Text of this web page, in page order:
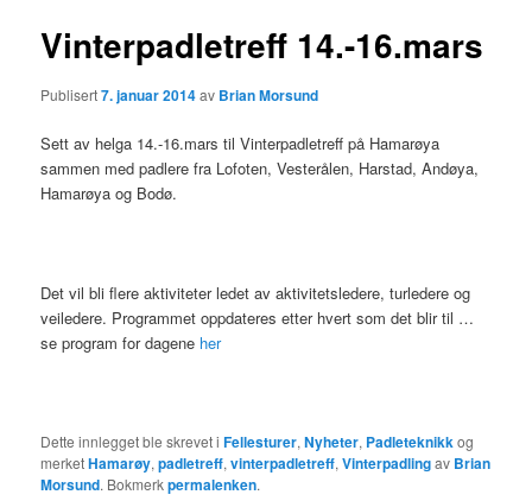
Vinterpadletreff 14.-16.mars
Publisert7. januar 2014av Brian Morsund
Sett av helga 14.-16.mars til Vinterpadletreff på Hamarøya
sammen med padlere fra Lofoten, Vesterålen, Harstad, Andøya,
Hamarøya og Bodø.
Det vil bli flere aktiviteter ledet av aktivitetsledere, turledere og
veiledere. Programmet oppdateres etter hvert som det blir til …
se program for dagene her
Dette innlegget ble skrevet iFellesturer,Nyheter, Padleteknikk og
merketHamarøy,padletreff,vinterpadletreff,Vinterpadlingav Brian
Morsund. Bokmerkpermalenken.